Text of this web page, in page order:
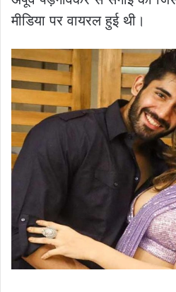
मीडिया पर वायरल हुई थी।